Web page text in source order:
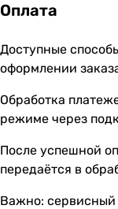
Оплата
Доступные
оформлении
Обработка
режиме через
После успешной
передаётся в
Важно: сервисный